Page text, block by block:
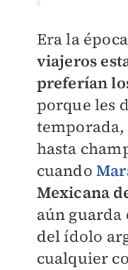
Era la
viajeros
preferían
porque les
temporada,
hasta
cuando
Mexicana
aún guarda
del ídolo
cualquier